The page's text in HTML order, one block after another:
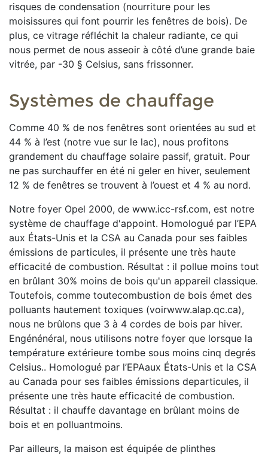
risques de condensation (nourriture pour les
moisissures qui font pourrir les fenêtres de bois). De
plus, ce vitrage réfléchit la chaleur radiante, ce qui
nous permet de nous asseoir à côté d’une grande baie
vitrée, par -30 § Celsius, sans frissonner.
Systèmes de chauffage
Comme 40 % de nos fenêtres sont orientées au sud et
44 % à l’est (notre vue sur le lac), nous profitons
grandement du chauffage solaire passif, gratuit. Pour
ne pas surchauffer en été ni geler en hiver, seulement
12 % de fenêtres se trouvent à l’ouest et 4 % au nord.
Notre foyer Opel 2000, de www.icc-rsf.com, est notre
système de chauffage d'appoint. Homologué par l’EPA
aux États-Unis et la CSA au Canada pour ses faibles
émissions de particules, il présente une très haute
efficacité de combustion. Résultat : il pollue moins tout
en brûlant 30% moins de bois qu'un appareil classique.
Toutefois, comme toutecombustion de bois émet des
polluants hautement toxiques (voirwww.alap.qc.ca),
nous ne brûlons que 3 à 4 cordes de bois par hiver.
Engénénéral, nous utilisons notre foyer que lorsque la
température extérieure tombe sous moins cinq degrés
Celsius.. Homologué par l’EPAaux États-Unis et la CSA
au Canada pour ses faibles émissions departicules, il
présente une très haute efficacité de combustion.
Résultat : il chauffe davantage en brûlant moins de
bois et en polluantmoins.
Par ailleurs, la maison est équipée de plinthes